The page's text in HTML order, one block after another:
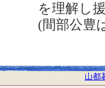
を理解し
(間部公豊
山都